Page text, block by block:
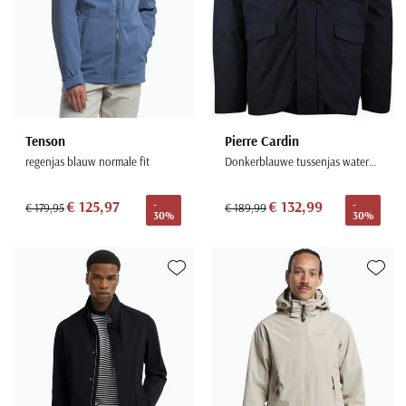
Tenson
regenjas blauw normale fit
€ 179,95€ 125,97
-
30%
Pierre Cardin
Donkerblauwe tussenjas waterafstotend normale fit
€ 189,99€ 132,99
-
30%
Toevoegen aan favorieten